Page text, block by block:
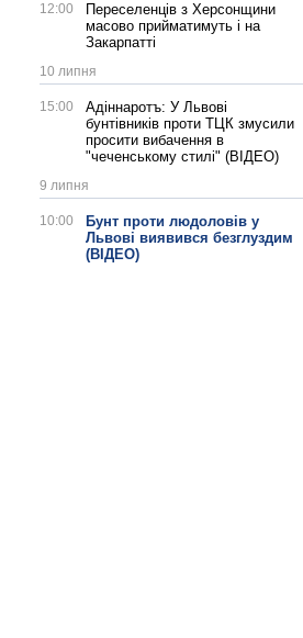
12:00
Переселенців з Херсонщини
масово прийматимуть і на
Закарпатті
10 липня
15:00
Адіннаротъ: У Львові
бунтівників проти ТЦК змусили
просити вибачення в
"чеченському стилі" (ВІДЕО)
9 липня
10:00
Бунт проти людоловів у
Львові виявився безглуздим
(ВІДЕО)